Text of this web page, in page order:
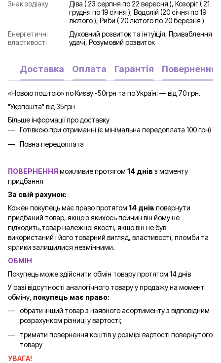
Знак зодіаку
Діва ( 23 серпня по 22 вересня ), Козоріг ( 21
грудня по 19 січня ), Водолій (20 січня по 19
лютого ), Риби ( 20 лютого по 20 березня )
Енергетичні
властивості
Духовний розвиток та інтуїція, Приваблення
удачі, Розумовий розвиток
Доставка Оплата Гарантія Повернення
«Новою поштою» по Києву -50грн та по Україні — від 70 грн.
"Укрпошта" від 35грн
Більше інформації про доставку
Готівкою при отриманні (є мінімальна передоплата 100 грн)
Повна передоплата
ПОВЕРНЕННЯ можливие протягом 14 днів з моменту
придбання
За свій рахунок:
Кожен покупець має право протягом 14 днів повернути
придбаний товар, якщо з якихось причин він йому не
підходить,товар належної якості, якщо він не був
використаний і його товарний вигляд, властивості, пломби та
ярлики залишилися незмінними.
ОБМІН
Покупець може здійснити обмін товару протягом 14 днів
У разі відсутності аналогічного товару у продажу на момент
обміну, покупець має право:
обрати інший товар з наявного асортименту з відповідним
розрахунком різниці у вартості;
тримати повернення коштів у розмірі вартості повернутого
товару
УВАГА!